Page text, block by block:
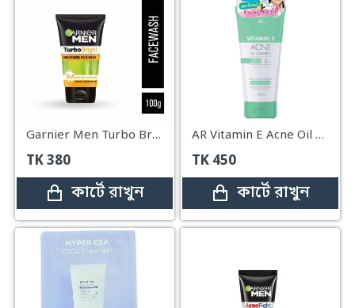
Garnier Men Turbo Bright Face Wash – 100g
TK380
কার্টে রাখুন
AR Vitamin E Acne Oil Control Foaming Cleanser
TK 450
কার্টে রাখুন